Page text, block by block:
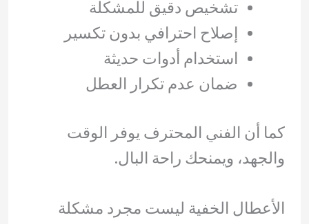
تشخيص دقيق للمشكلة
إصلاح احترافي بدون تكسير
استخدام أدوات حديثة
ضمان عدم تكرار العطل
كما أن الفني المحترف يوفر الوقت
والجهد، ويمنحك راحة البال.
الأعطال الخفية ليست مجرد مشكلة